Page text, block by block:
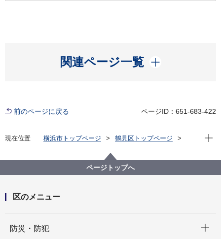
関連ページ一覧
開く
前のページに戻る ページID：651-683-422
現在位置 横浜市トップページ
鶴見区トップページ
現在
ページトップへ
区のメニュー
防災・防犯